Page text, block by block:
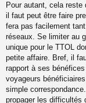
Pour autant, cela reste
il faut peut être faire
fera pas facilement
réseaux. Se limiter au
unique pour le TTOL
petite affaire. Bref, il
rapport à ses
voyageurs
simple
propager les difficultés